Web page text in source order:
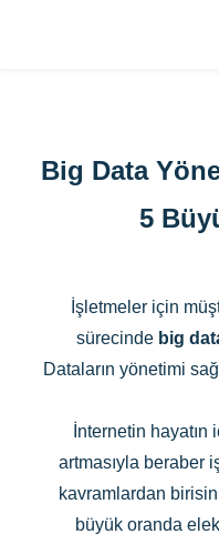
Big Data
5
İşletmeler için
sürecinde big
Dataların yönetimi
İnternetin
artmasıyla beraber
kavramlardan
büyük oranda